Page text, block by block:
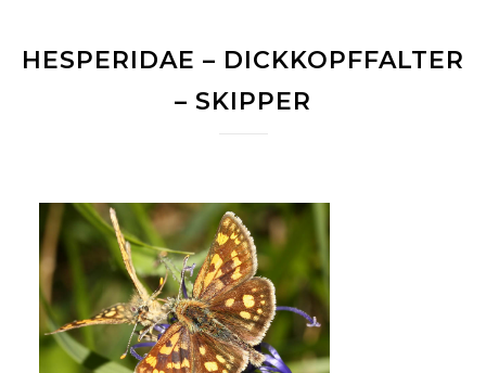
HESPERIDAE – DICKKOPFFALTER
– SKIPPER